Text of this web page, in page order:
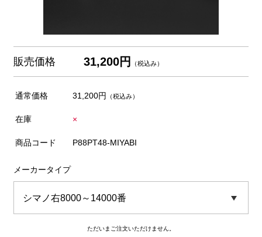
販売価格 31,200円 （税込み）
通常価格 31,200円 （税込み）
在庫 ×
商品コード P88PT48-MIYABI
メーカータイプ
ただいまご注文いただけません。